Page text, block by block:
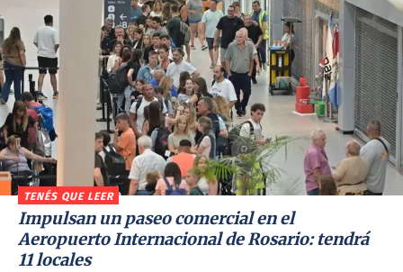
TENÉS QUE LEER
Impulsan un paseo comercial en el
Aeropuerto Internacional de Rosario: tendrá
11 locales